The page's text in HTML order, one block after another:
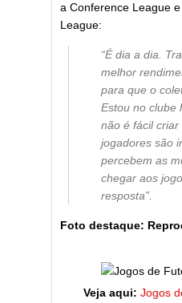
a Conference League
League:
“É dia a dia.
melhor
para que o
Estou no clube
não é fácil
jogadores são
percebem as
chegar aos
resposta”.
Foto destaque:
Veja aqui: Jogos